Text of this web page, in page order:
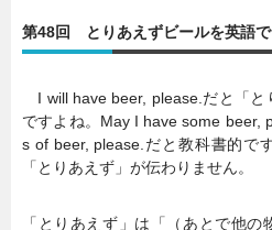
第48回 とりあえずビールを英語で
I will have beer, please.だと「と
ですよね。May I have some beer,
s of beer, please.だと教科書的で
「とりあえず」が伝わりません。
「とりあえず」は「（あとで他